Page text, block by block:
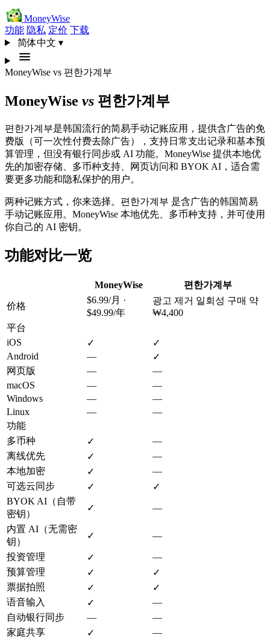
MoneyWise
功能 隐私 定价 下载
简体中文 ▾
MoneyWise vs 편한가계부
MoneyWise vs 편한가계부
편한가계부是韩国流行的简易手动记账应用，提供含广告的免
费版（可一次性付费去除广告），支持日常支出记录和基本预
算管理，但没有银行同步或 AI 功能。MoneyWise 提供本地优
先的加密存储、多币种支持、网页访问和 BYOK AI，适合需
要更多功能和隐私保护的用户。
两种记账方式，你来选择。편한가계부 是含广告的韩国简易
手动记账应用。MoneyWise 本地优先、多币种支持，并可使用
你自己的 AI 密钥。
功能对比一览
MoneyWise 편한가계부
价格
$6.99/月 ·
$49.99/年
광고 제거 일회성 구매 약
₩4,400
平台
iOS
✓
✓
Android
—
✓
网页版
—
—
macOS
—
—
Windows
—
—
Linux
—
—
功能
多币种
✓
—
离线优先
✓
—
本地加密
✓
—
可选云同步
✓
✓
BYOK AI（自带
密钥）
✓ —
内置 AI（无需密
钥）
✓ —
投资管理 ✓
—
预算管理
✓
✓
票据拍照
✓
✓
语音输入
✓
—
自动银行同步
—
—
家庭共享
✓
—